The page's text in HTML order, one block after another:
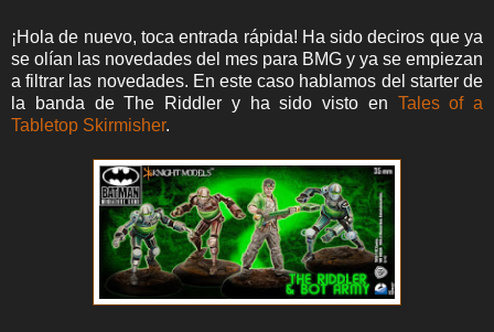
¡Hola de nuevo, toca entrada rápida! Ha sido deciros que ya
se olían las novedades del mes para BMG y ya se empiezan
a filtrar las novedades. En este caso hablamos del starter de
la banda de The Riddler y ha sido visto en Tales of a
Tabletop Skirmisher.